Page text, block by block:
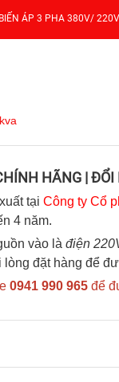
BIẾN ÁP 3 PHA 380V/
HÃNG |
tại Công ty Cổ
4 năm.
vào là điện
lòng đặt hàng để
0941 990 965 để